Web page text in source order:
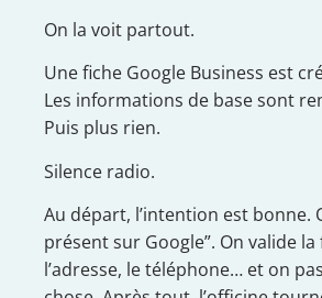
On la voit partout.
Une fiche Google Business est
Les informations de base sont
Puis plus rien.
Silence radio.
Au départ, l’intention est bonne.
présent sur Google”. On valide
l’adresse, le téléphone… et on